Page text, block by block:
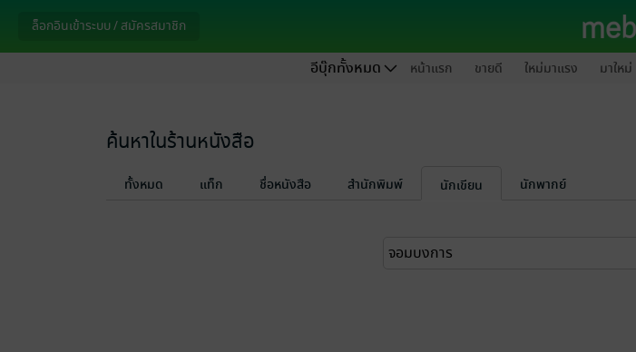
ล็อกอินเข้าระบบ / สมัครสมาชิก
อีบุ๊กทั้งหมด หน้าแรก ขายดี ใหม่มาแรง มาใหม่
ค้นหาในร้านหนังสือ
ทั้งหมด แท็ก ชื่อหนังสือ สำนักพิมพ์ นักเขียน
นักพากย์